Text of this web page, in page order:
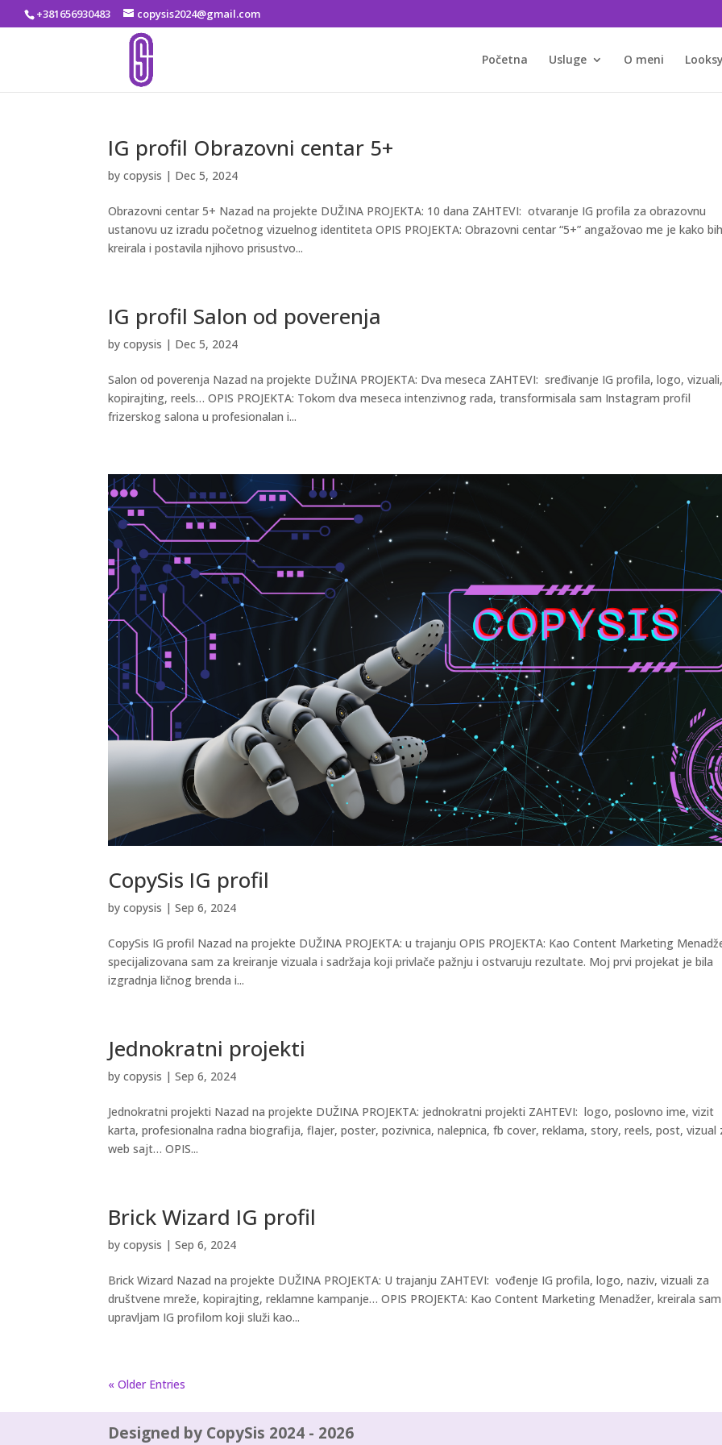
+381656930483 copysis2024@gmail.com
Početna Usluge O meni
IG profil Obrazovni centar 5+
bycopysis | Dec 5, 2024
Obrazovni centar 5+ Nazad na projekte DUŽINA PROJEKTA: 10 dana ZAHTEVI: otvaranje IG profila za obrazovnu
ustanovu uz izradu početnog vizuelnog identiteta OPIS PROJEKTA: Obrazovni centar “5+” angažovao me je kako
kreirala i postavila njihovo prisustvo...
IG profil Salon od poverenja
bycopysis | Dec 5, 2024
Salon od poverenja Nazad na projekte DUŽINA PROJEKTA: Dva meseca ZAHTEVI: sređivanje IG profila, logo,
kopirajting, reels… OPIS PROJEKTA: Tokom dva meseca intenzivnog rada, transformisala sam Instagram profil
frizerskog salona u profesionalan i...
CopySis IG profil
bycopysis |Sep 6, 2024
CopySis IG profil Nazad na projekte DUŽINA PROJEKTA: u trajanju OPIS PROJEKTA: Kao Content Marketing
specijalizovana sam za kreiranje vizuala i sadržaja koji privlače pažnju i ostvaruju rezultate. Moj prvi projekat je bila
izgradnja ličnog brenda i...
Jednokratni projekti
bycopysis |Sep 6, 2024
Jednokratni projekti Nazad na projekte DUŽINA PROJEKTA: jednokratni projekti ZAHTEVI: logo, poslovno ime, vizit
karta, profesionalna radna biografija, flajer, poster, pozivnica, nalepnica, fb cover, reklama, story, reels, post, vizual
web sajt… OPIS...
Brick Wizard IG profil
bycopysis |Sep 6, 2024
Brick Wizard Nazad na projekte DUŽINA PROJEKTA: U trajanju ZAHTEVI: vođenje IG profila, logo, naziv, vizuali za
društvene mreže, kopirajting, reklamne kampanje… OPIS PROJEKTA: Kao Content Marketing Menadžer, kreirala
upravljam IG profilom koji služi kao...
« Older Entries
Designed by CopySis 2024 - 2026